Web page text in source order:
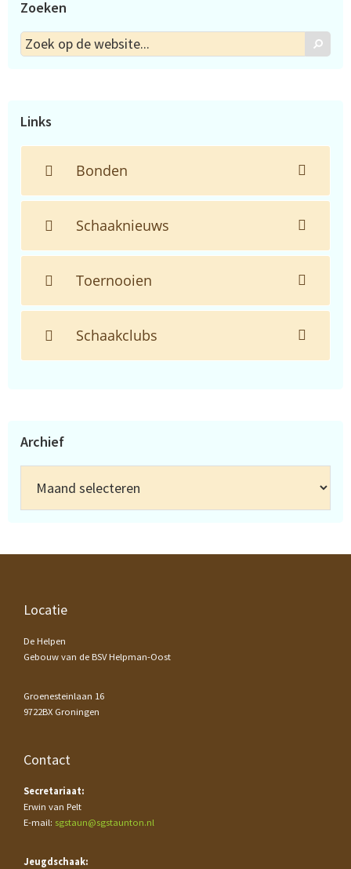
Zoeken
Zoek
op
Zoek
Links
Bonden
Schaaknieuws
Toernooien
Schaakclubs
Archief
Footer
Locatie
De Helpen
Gebouw van de BSV Helpman-Oost
Groenesteinlaan 16
9722BX Groningen
Contact
Secretariaat:
Erwin van Pelt
E-mail: sgstaun@sgstaunton.nl
Jeugdschaak: